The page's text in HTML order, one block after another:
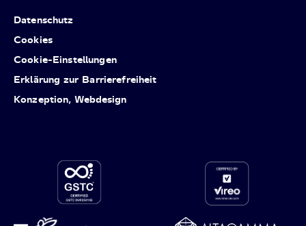
Datenschutz
Cookies
Cookie-Einstellungen
Erklärung zur Barrierefreiheit
Konzeption, Webdesign